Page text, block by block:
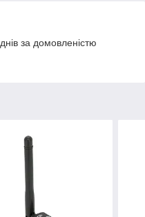
за домовленістю